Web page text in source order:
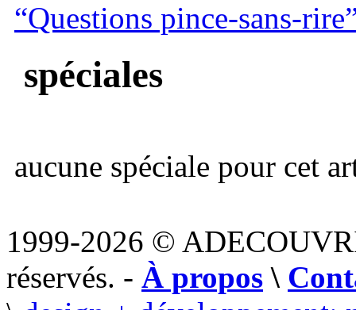
“Questions pince-sans-
spéciales
aucune spéciale pour cet
1999-2026 ©
réservés. - À propos \